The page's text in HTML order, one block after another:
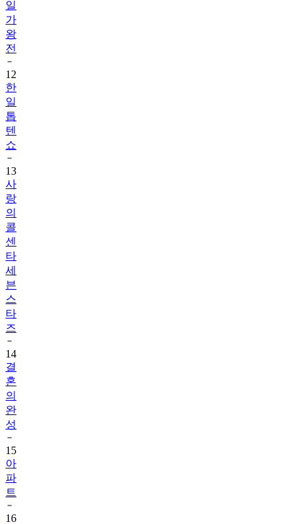
일
가
왕
전
12
한
일
톱
텐
쇼
13
사
랑
의
콜
센
타
세
븐
스
타
즈
14
결
혼
의
완
성
15
아
파
트
16